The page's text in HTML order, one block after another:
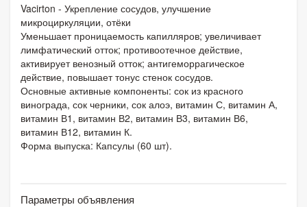
Vacirton - Укрепление сосудов, улучшение
микроциркуляции, отёки
Уменьшает проницаемость капилляров; увеличивает
лимфатический отток; противоотечное действие,
активирует венозный отток; антигеморрагическое
действие, повышает тонус стенок сосудов.
Основные активные компоненты: сок из красного
винограда, сок черники, сок алоэ, витамин С, витамин А,
витамин В1, витамин В2, витамин В3, витамин В6,
витамин В12, витамин К.
Форма выпуска: Капсулы (60 шт).
Параметры объявления